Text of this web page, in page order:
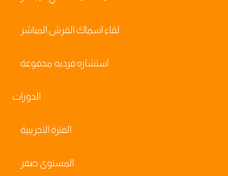
لقاء اسماك القرش المباشر
استشاره فرديه مدفوعة
الدورات
الفترة التجريبية
المستوى صفر